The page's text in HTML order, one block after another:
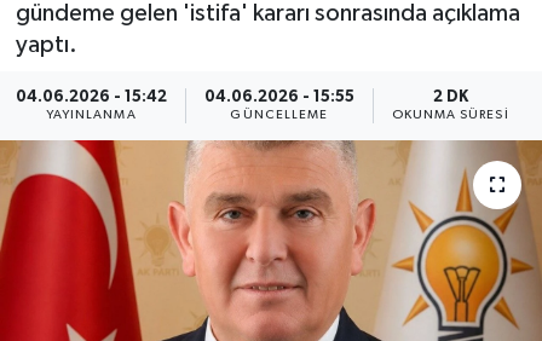
gündeme gelen 'istifa' kararı sonrasında açıklama
yaptı.
04.06.2026 - 15:42
YAYINLANMA
04.06.2026 - 15:55
GÜNCELLEME
2 DK
OKUNMA SÜRESI
Advertising news
ÇEVRE
Dış Haberler
Dünya
EĞİTİM
Haber Arşivi